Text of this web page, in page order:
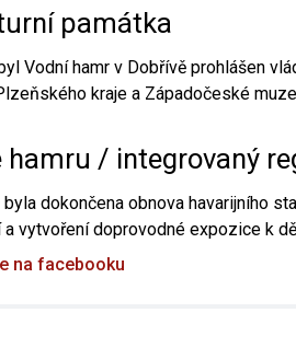
památka
Vodní hamr v Dobřívě prohlášen
kraje a Západočeské
hamru / integrovaný
dokončena obnova havarijního
vytvoření doprovodné expozice k
na facebooku